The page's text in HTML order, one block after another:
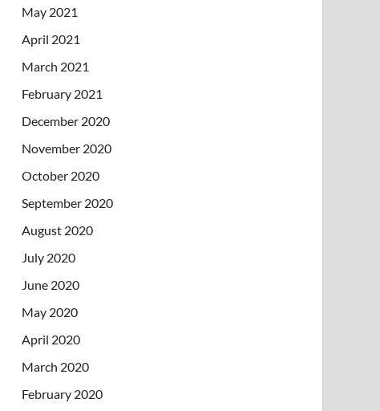
May 2021
April 2021
March 2021
February 2021
December 2020
November 2020
October 2020
September 2020
August 2020
July 2020
June 2020
May 2020
April 2020
March 2020
February 2020